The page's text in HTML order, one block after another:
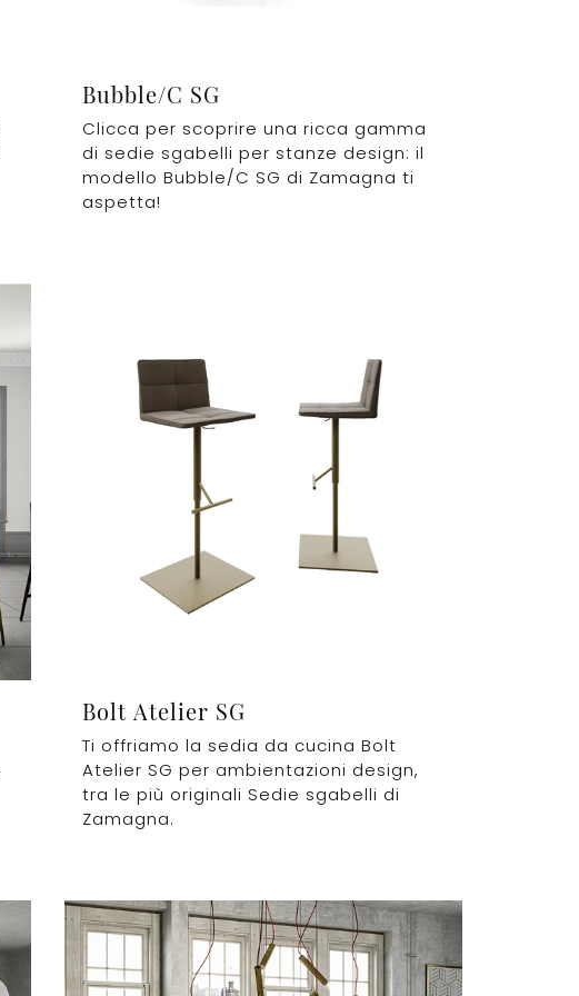
Bubble/C SG
Clicca per scoprire una ricca gamma
di sedie sgabelli per stanze design: il
modello Bubble/C SG di Zamagna ti
aspetta!
Bolt Atelier SG
Ti offriamo la sedia da cucina Bolt
Atelier SG per ambientazioni design,
tra le più originali Sedie sgabelli di
Zamagna.